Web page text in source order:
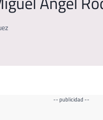
-- publicidad --